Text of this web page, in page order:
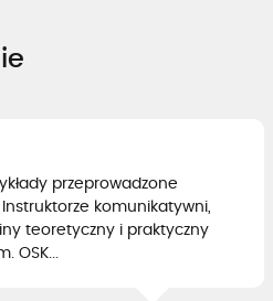
przeprowadzone
komunikatywni,
teoretyczny i praktyczny
OSK...